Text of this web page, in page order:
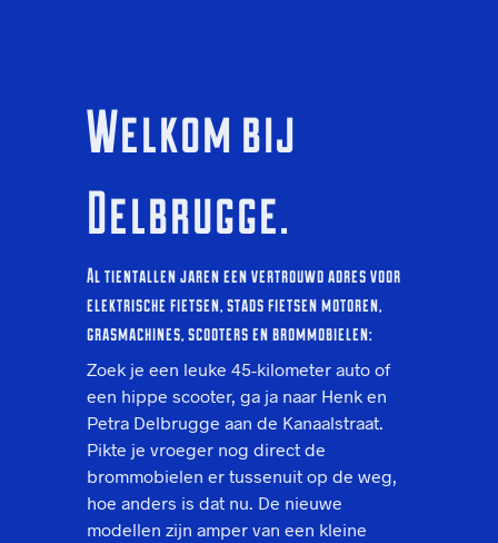
Welkom bij
Delbrugge.
Al tientallen jaren een vertrouwd adres voor
elektrische fietsen, stads fietsen motoren,
grasmachines, scooters en brommobielen:
Zoek je een leuke 45-kilometer auto of
een hippe scooter, ga ja naar Henk en
Petra Delbrugge aan de Kanaalstraat.
Pikte je vroeger nog direct de
brommobielen er tussenuit op de weg,
hoe anders is dat nu. De nieuwe
modellen zijn amper van een kleine